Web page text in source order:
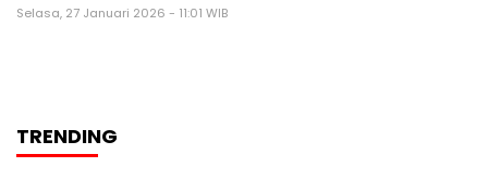
Selasa, 27 Januari 2026 - 11:01 WIB
TRENDING